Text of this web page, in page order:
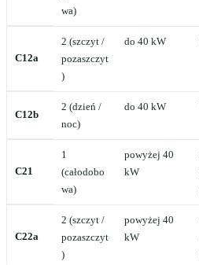
wa)
C12a
2 (szczyt /
pozaszczyt
)
do 40 kW
C12b
2 (dzień /
noc)
do 40 kW
C21
1
(całodobo
wa)
powyżej 40
kW
C22a
2 (szczyt /
pozaszczyt
)
powyżej 40
kW